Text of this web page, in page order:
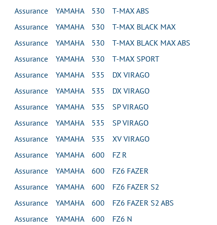
Assurance YAMAHA 530 T-MAX ABS
Assurance YAMAHA 530 T-MAX BLACK MAX
Assurance YAMAHA 530 T-MAX BLACK MAX ABS
Assurance YAMAHA 530 T-MAX SPORT
Assurance YAMAHA 535 DX VIRAGO
Assurance YAMAHA 535 DX VIRAGO
Assurance YAMAHA 535 SP VIRAGO
Assurance YAMAHA 535 SP VIRAGO
Assurance YAMAHA 535 XV VIRAGO
Assurance YAMAHA 600 FZ R
Assurance YAMAHA 600 FZ6 FAZER
Assurance YAMAHA 600 FZ6 FAZER S2
Assurance YAMAHA 600 FZ6 FAZER S2 ABS
Assurance YAMAHA 600 FZ6 N